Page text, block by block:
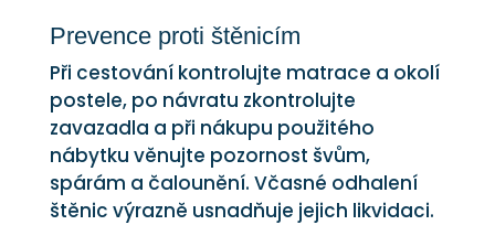
Prevence proti štěnicím
Při cestování kontrolujte matrace a okolí
postele, po návratu zkontrolujte
zavazadla a při nákupu použitého
nábytku věnujte pozornost švům,
spárám a čalounění. Včasné odhalení
štěnic výrazně usnadňuje jejich likvidaci.